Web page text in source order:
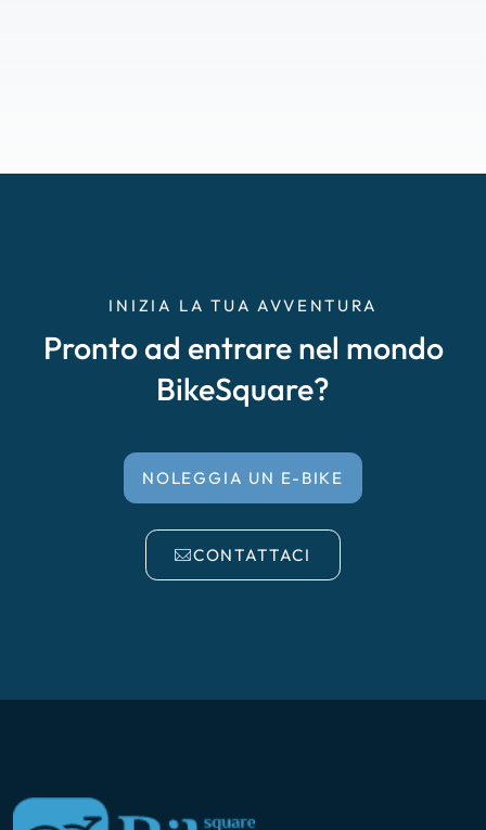
INIZIA LA TUA AVVENTURA
Pronto ad entrare nel mondo
BikeSquare?
NOLEGGIA UN E-BIKE
CONTATTACI